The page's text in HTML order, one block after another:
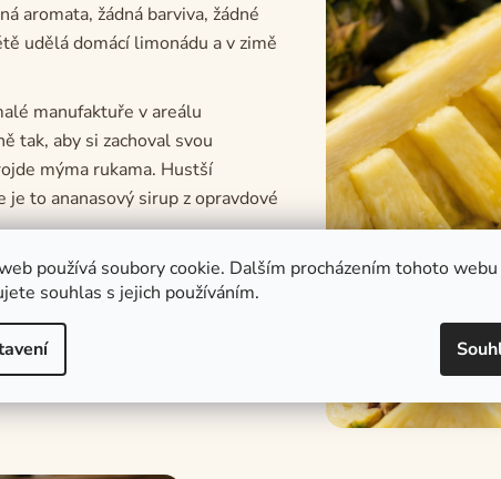
používá soubory cookie. Dalším procházením tohoto webu
souhlas s jejich používáním.
aromata, žádná barviva, žádné
udělá domácí limonádu a v zimě
manufaktuře v areálu
tak, aby si zachoval svou
mýma rukama. Hustší
je to ananasový sirup z opravdové
exotické chutě. Hodí se na
své ovocné sladkosti je skvělý i